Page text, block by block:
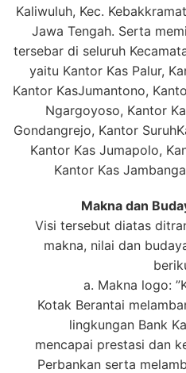
Kaliwuluh, Kec.
Jawa Tengah. Serta
tersebar di seluruh
yaitu Kantor Kas Palur,
Kantor KasJumantono,
Ngargoyoso, Kantor
Gondangrejo, Kantor
Kantor Kas Jumapolo,
Kantor Kas
Makna dan
Visi tersebut diatas
makna, nilai dan
a. Makna logo:
Kotak Berantai
lingkungan Bank
mencapai prestasi dan
Perbankan serta